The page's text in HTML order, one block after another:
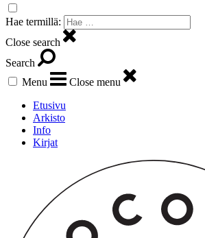
Hae termillä:
Close search
Search
Menu
Close menu
Etusivu
Arkisto
Info
Kirjat